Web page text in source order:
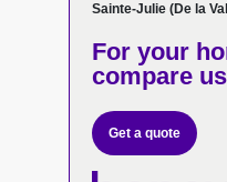
Sainte-Julie (De la
For your
compare
Get a quote